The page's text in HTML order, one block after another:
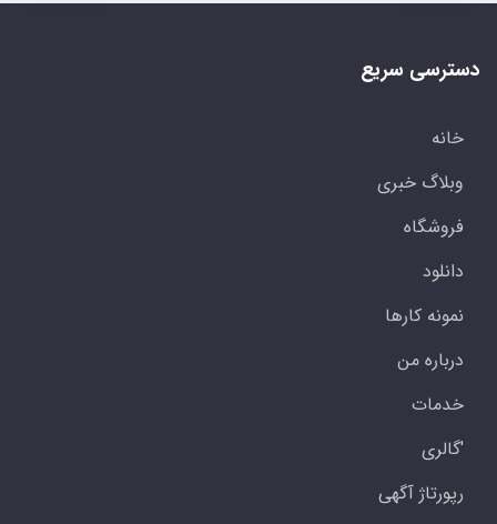
دسترسی سریع
خانه
وبلاگ خبری
فروشگاه
دانلود
نمونه کارها
درباره من
خدمات
'گالری
رپورتاژ آگهی